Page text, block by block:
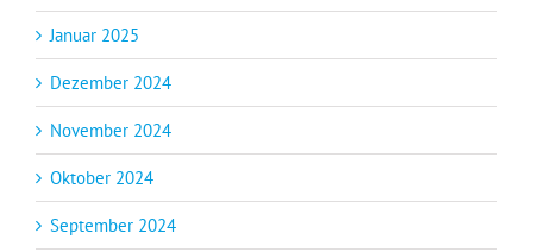
Januar 2025
Dezember 2024
November 2024
Oktober 2024
September 2024